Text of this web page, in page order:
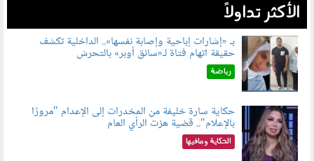
الأكثر تداولاً
060804.jpg
بـ «إشارات إباحية وإصابة نفسها».. الداخلية تكشف
حقيقة اتهام فتاة لـ«سائق أوبر» بالتحرش
رياضة
060801.jpeg
حكاية سارة خليفة من المخدرات إلى الإعدام "مرورًا
بالإعلام".. قضية هزت الرأي العام
الحكاية ومافيها